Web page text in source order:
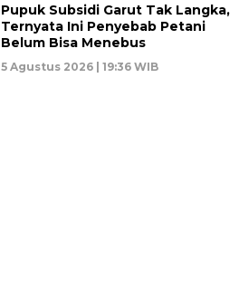
Pupuk Subsidi Garut Tak Langka,
Ternyata Ini Penyebab Petani
Belum Bisa Menebus
5 Agustus 2026 | 19:36 WIB